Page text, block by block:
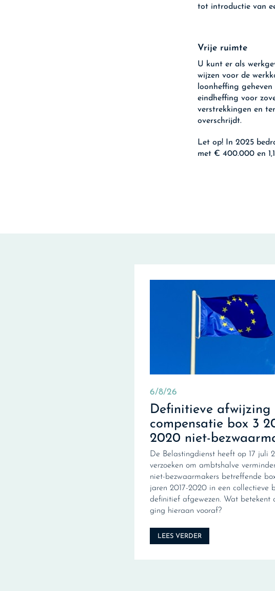
tot introductie van
Vrije ruimte
U kunt er als
wijzen voor de
loonheffing
eindheffing voor
verstrekkingen en
overschrijdt.
Let op! In 2025
met € 400.000 en
6/8/26
Definitieve afwijzing
compensatie box 3
2020 niet-
De Belastingdienst heeft op 17 juli
verzoeken om ambtshalve
niet-bezwaarmakers betreffende
jaren 2017-2020 in een collectieve
definitief afgewezen. Wat betekent
ging hieraan vooraf?
LEES VERDER